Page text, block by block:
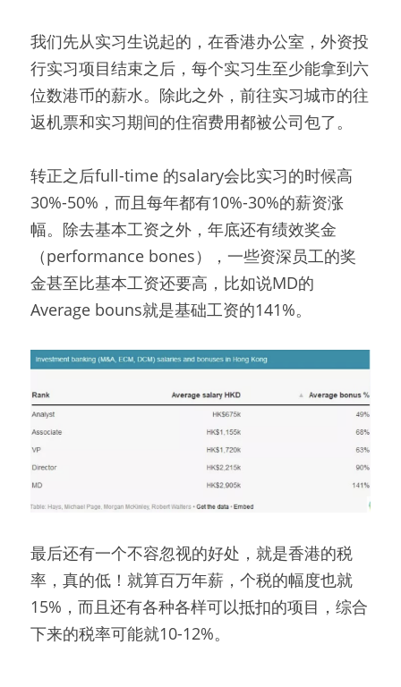
我们先从实习生说起的，在香港办公室，外资投
行实习项目结束之后，每个实习生至少能拿到六
位数港币的薪水。除此之外，前往实习城市的往
返机票和实习期间的住宿费用都被公司包了。
转正之后full-time 的salary会比实习的时候高
30%-50%，而且每年都有10%-30%的薪资涨
幅。除去基本工资之外，年底还有绩效奖金
（performance bones），一些资深员工的奖
金甚至比基本工资还要高，比如说MD的
Average bouns就是基础工资的141%。
最后还有一个不容忽视的好处，就是香港的税
率，真的低！就算百万年薪，个税的幅度也就
15%，而且还有各种各样可以抵扣的项目，综合
下来的税率可能就10-12%。